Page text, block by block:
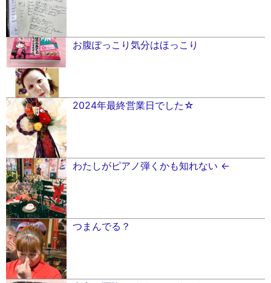
お腹ぽっこり気分はほっこり
2024年最終営業日でした☆
わたしがピアノ弾くかも知れない ←
つまんでる？